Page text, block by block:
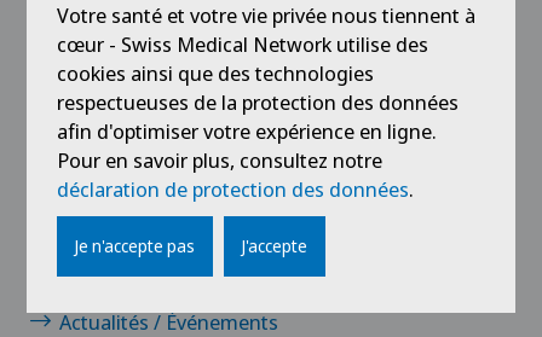
Liens
Carrière
Contact
Actualités / Événements
Votre santé et votre vie privée nous tiennent à
cœur - Swiss Medical Network utilise des
cookies ainsi que des technologies
respectueuses de la protection des données
afin d'optimiser votre expérience en ligne.
Pour en savoir plus, consultez notre
déclaration de protection des données.
Je n'accepte pas J'accepte